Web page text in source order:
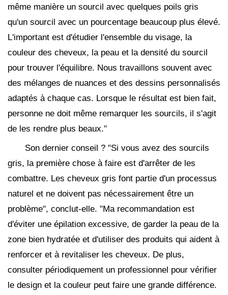
même manière un sourcil avec quelques poils gris
qu'un sourcil avec un pourcentage beaucoup plus élevé.
L'important est d'étudier l'ensemble du visage, la
couleur des cheveux, la peau et la densité du sourcil
pour trouver l'équilibre. Nous travaillons souvent avec
des mélanges de nuances et des dessins personnalisés
adaptés à chaque cas. Lorsque le résultat est bien fait,
personne ne doit même remarquer les sourcils, il s'agit
de les rendre plus beaux."
Son dernier conseil ? "Si vous avez des sourcils
gris, la première chose à faire est d'arrêter de les
combattre. Les cheveux gris font partie d'un processus
naturel et ne doivent pas nécessairement être un
problème", conclut-elle. "Ma recommandation est
d'éviter une épilation excessive, de garder la peau de la
zone bien hydratée et d'utiliser des produits qui aident à
renforcer et à revitaliser les cheveux. De plus,
consulter périodiquement un professionnel pour vérifier
le design et la couleur peut faire une grande différence.